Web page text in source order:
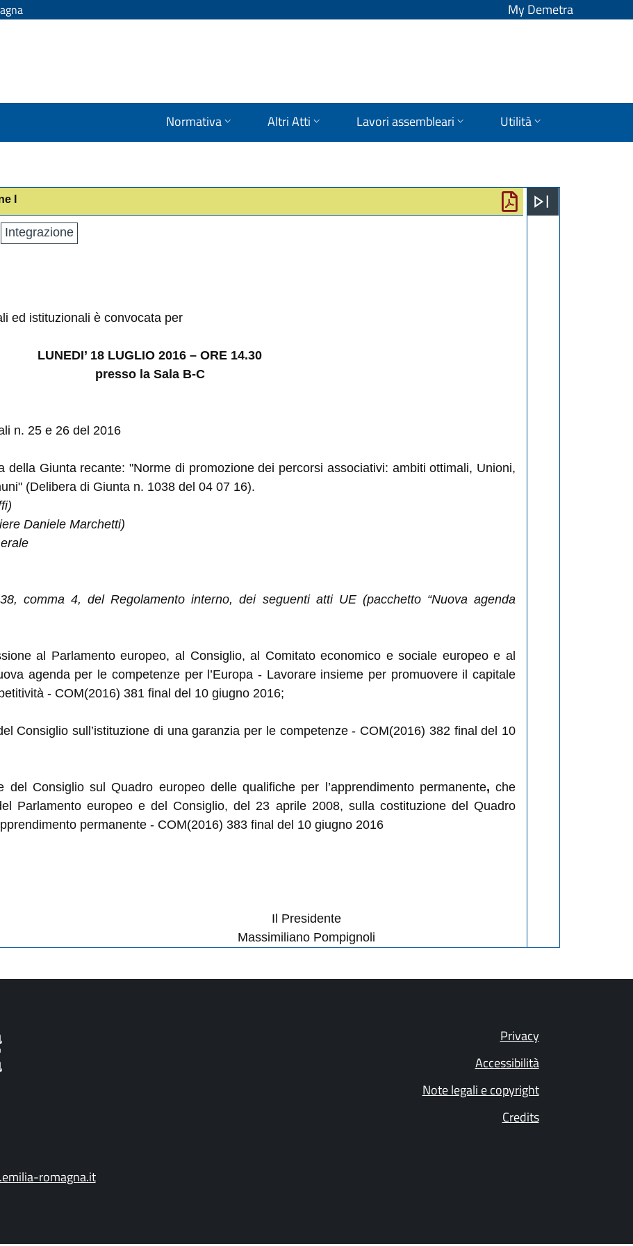
My Demetra
Normativa Altri Atti Lavori assembleari Utilità
I
Integrazione
ed istituzionali è convocata per
LUNEDI’ 18 LUGLIO 2016 – ORE 14.30
presso la Sala B-C
n. 25 e 26 del 2016
della Giunta recante: "Norme di promozione dei percorsi associativi: ambiti ottimali, Unioni,
(Delibera di Giunta n. 1038 del 04 07 16).
Daniele Marchetti)
comma 4, del Regolamento interno, dei seguenti atti UE (pacchetto “Nuova agenda
al Parlamento europeo, al Consiglio, al Comitato economico e sociale europeo e al
agenda per le competenze per l’Europa - Lavorare insieme per promuovere il capitale
- COM(2016) 381 final del 10 giugno 2016;
Consiglio sull’istituzione di una garanzia per le competenze- COM(2016) 382 final del 10
del Consiglio sulQuadro europeo delle qualifiche per l’apprendimento permanente, che
Parlamento europeo e del Consiglio, del 23 aprile 2008, sulla costituzione del Quadro
permanente - COM(2016) 383 final del 10 giugno 2016
Il Presidente
Massimiliano Pompignoli
romagna.it
Privacy
Accessibilità
Note legali e copyright
Credits